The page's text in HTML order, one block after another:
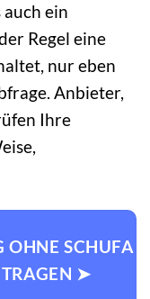
auch ein
Regel eine
nur eben
Anbieter,
Ihre
OHNE SCHUFA
➤